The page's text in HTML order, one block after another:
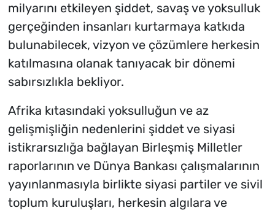
milyarını etkileyen şiddet, savaş ve yoksulluk
gerçeğinden insanları kurtarmaya katkıda
bulunabilecek, vizyon ve çözümlere herkesin
katılmasına olanak tanıyacak bir dönemi
sabırsızlıkla bekliyor.
Afrika kıtasındaki yoksulluğun ve az
gelişmişliğin nedenlerini şiddet ve siyasi
istikrarsızlığa bağlayan Birleşmiş Milletler
raporlarının ve Dünya Bankası çalışmalarının
yayınlanmasıyla birlikte siyasi partiler ve sivil
toplum kuruluşları, herkesin algılara ve